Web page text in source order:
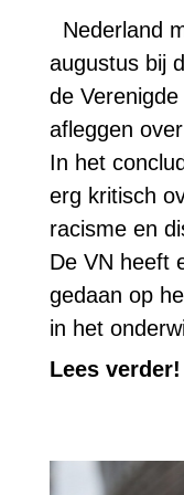
Nederland
augustus bij
de
afleggen
In het
erg kritisch
racisme en
De VN heeft
gedaan op
in het
Lees verder!